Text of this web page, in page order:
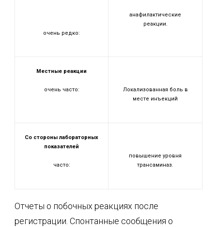
очень редко:
анафилактические
реакции.
Местные реакции
очень часто:
Локализованная боль в
месте инъекций
Со стороны лабораторных
показателей
часто:
повышение уровня
трансаминаз.
Отчеты о побочных реакциях после
регистрации. Спонтанные сообщения о